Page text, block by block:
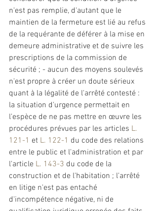
n'est pas remplie, d'autant que le
maintien de la fermeture est lié au refus
de la requérante de déférer à la mise en
demeure administrative et de suivre les
prescriptions de la commission de
sécurité ; - aucun des moyens soulevés
n'est propre à créer un doute sérieux
quant à la légalité de l'arrêté contesté :
la situation d'urgence permettait en
l'espèce de ne pas mettre en œuvre les
procédures prévues par les articles L.
121-1 et L. 122-1 du code des relations
entre le public et l'administration et par
l'article L. 143-3 du code de la
construction et de l'habitation ; l'arrêté
en litige n'est pas entaché
d'incompétence négative, ni de